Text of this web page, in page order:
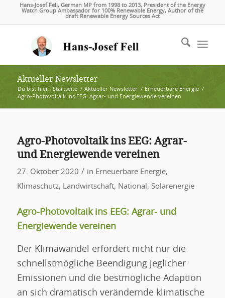
Hans-Josef Fell, German MP from 1998 to 2013, President of the Energy
Watch Group Ambassador for 100% Renewable Energy, Author of the
draft Renewable Energy Sources Act
Aktueller Newsletter
Du bist hier: Startseite / Aktueller Newsletter / Erneuerbare Energie /
Agro-Photovoltaik ins EEG: Agrar- und Energiewende vereinen
Agro-Photovoltaik ins EEG: Agrar-
und Energiewende vereinen
27. Oktober 2020 / in Erneuerbare Energie,
Klimaschutz, Landwirtschaft, National , Solarenergie
Agro-Photovoltaik ins EEG: Agrar- und
Energiewende vereinen
Der Klimawandel erfordert nicht nur die
schnellstmögliche Beendigung jeglicher
Emissionen und die bestmögliche Adaption
an sich dramatisch verändernde klimatische